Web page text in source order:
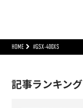
HOME #GSX-400XS
記事ランキング